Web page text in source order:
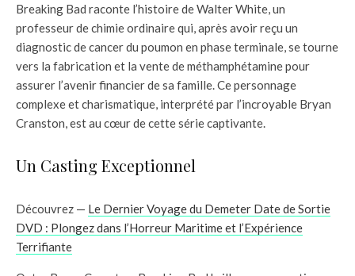
Breaking Bad raconte l’histoire de Walter White, un
professeur de chimie ordinaire qui, après avoir reçu un
diagnostic de cancer du poumon en phase terminale, se tourne
vers la fabrication et la vente de méthamphétamine pour
assurer l’avenir financier de sa famille. Ce personnage
complexe et charismatique, interprété par l’incroyable Bryan
Cranston, est au cœur de cette série captivante.
Un Casting Exceptionnel
Découvrez — Le Dernier Voyage du Demeter Date de Sortie
DVD : Plongez dans l’Horreur Maritime et l’Expérience
Terrifiante